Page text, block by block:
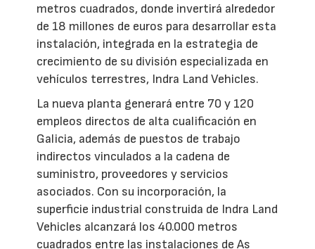
metros cuadrados, donde invertirá alrededor
de 18 millones de euros para desarrollar esta
instalación, integrada en la estrategia de
crecimiento de su división especializada en
vehículos terrestres, Indra Land Vehicles.
La nueva planta generará entre 70 y 120
empleos directos de alta cualificación en
Galicia, además de puestos de trabajo
indirectos vinculados a la cadena de
suministro, proveedores y servicios
asociados. Con su incorporación, la
superficie industrial construida de Indra Land
Vehicles alcanzará los 40.000 metros
cuadrados entre las instalaciones de As